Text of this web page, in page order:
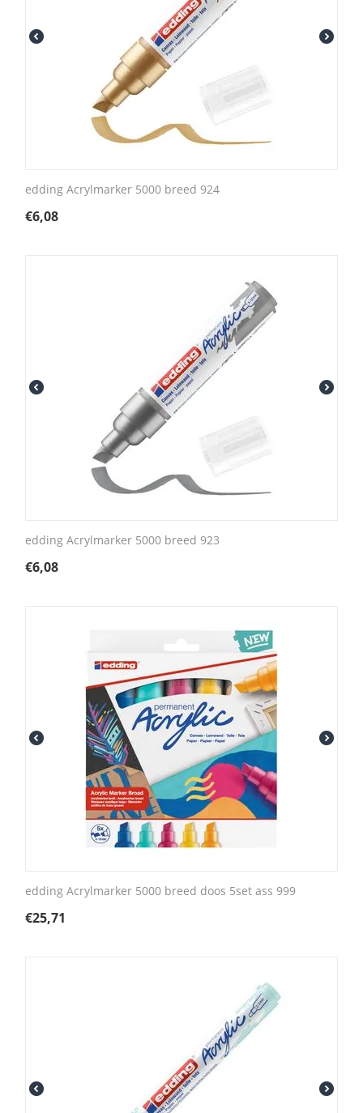
edding Acrylmarker 5000 breed 924
€6,08
edding Acrylmarker 5000 breed 923
€6,08
edding Acrylmarker 5000 breed doos 5set ass 999
€25,71